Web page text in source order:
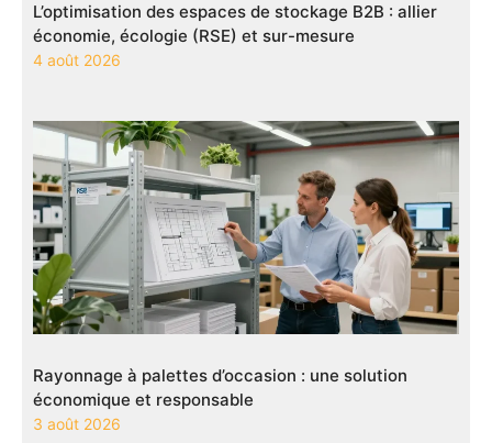
L’optimisation des espaces de stockage B2B : allier
économie, écologie (RSE) et sur-mesure
4 août 2026
Rayonnage à palettes d’occasion : une solution
économique et responsable
3 août 2026